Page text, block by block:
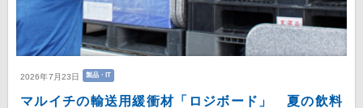
2026年7月23日 製品・IT
マルイチの輸送用緩衝材「ロジボード」 夏の飲料